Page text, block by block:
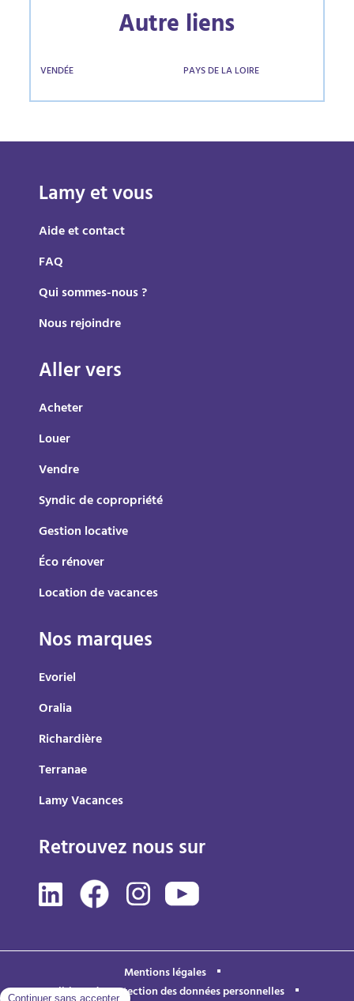
Autre liens
VENDÉE PAYS DE LA LOIRE
Lamy et vous
Aide et contact
FAQ
Qui sommes-nous ?
Nous rejoindre
Aller vers
Acheter
Louer
Vendre
Syndic de copropriété
Gestion locative
Éco rénover
Location de vacances
Nos marques
Evoriel
Oralia
Richardière
Terranae
Lamy Vacances
Retrouvez nous sur
Mentions légales
Politique de protection des données personnelles